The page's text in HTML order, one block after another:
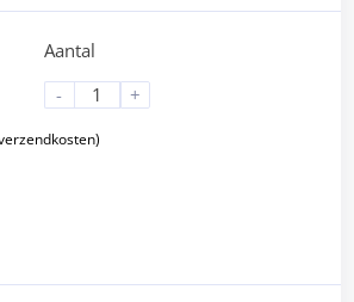
Aantal
-
+